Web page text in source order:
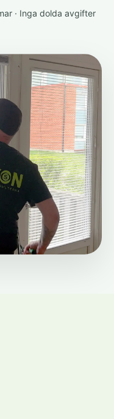
· Inga dolda avgifter